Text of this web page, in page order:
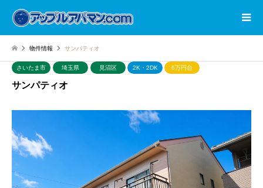
物件情報 サンパティオ
さいたま市 埼玉県 見沼区 2K・2DK 6万円台
サンパティオ